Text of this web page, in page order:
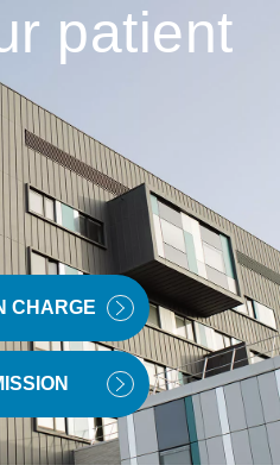
patient
CHARGE